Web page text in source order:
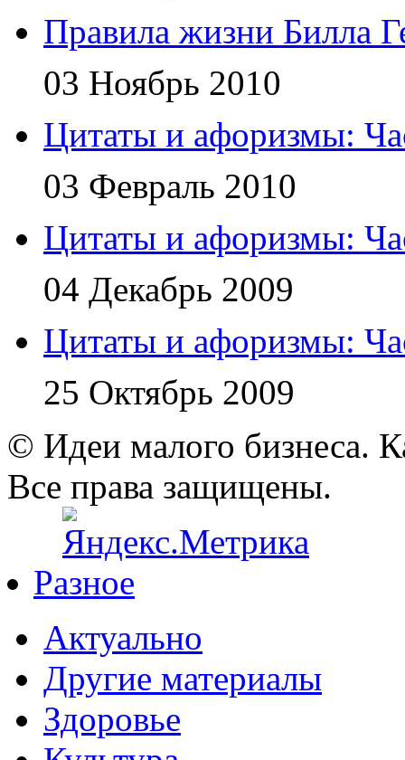
Правила жизни Билла
03 Ноябрь 2010
Цитаты и афоризмы:
03 Февраль 2010
Цитаты и афоризмы:
04 Декабрь 2009
Цитаты и афоризмы:
25 Октябрь 2009
© Идеи малого бизнеса.
Все права защищены.
Разное
Актуально
Другие материалы
Здоровье